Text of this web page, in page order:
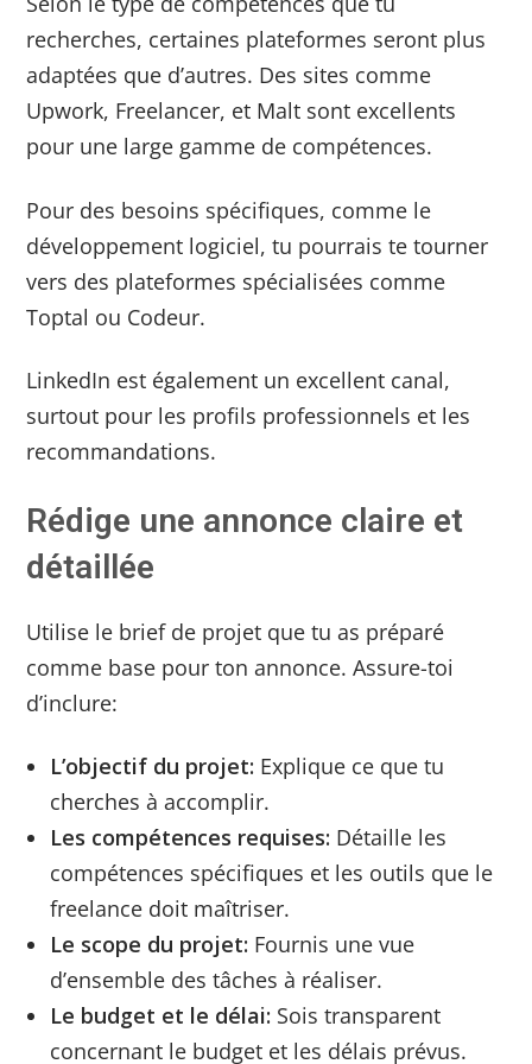
recherches, certaines plateformes seront plus
adaptées que d’autres. Des sites comme
Upwork, Freelancer, et Malt sont excellents
pour une large gamme de compétences.
Pour des besoins spécifiques, comme le
développement logiciel, tu pourrais te tourner
vers des plateformes spécialisées comme
Toptal ou Codeur.
LinkedIn est également un excellent canal,
surtout pour les profils professionnels et les
recommandations.
Rédige une annonce claire et
détaillée
Utilise le brief de projet que tu as préparé
comme base pour ton annonce. Assure-toi
d’inclure:
L’objectif du projet: Explique ce que tu
cherches à accomplir.
Les compétences requises: Détaille les
compétences spécifiques et les outils que le
freelance doit maîtriser.
Le scope du projet: Fournis une vue
d’ensemble des tâches à réaliser.
Le budget et le délai: Sois transparent
concernant le budget et les délais prévus.